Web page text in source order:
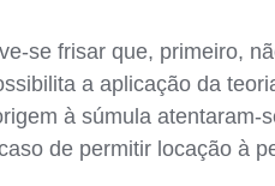
se frisar que, primeiro,
a aplicação da
à súmula
de permitir locação à